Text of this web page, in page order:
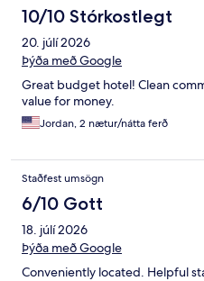
10/10 Stórkostlegt
20. júlí 2026
Þýða með Google
Great budget hotel! Clean
value for money.
Jordan, 2 nætur/nátta ferð
Staðfest umsögn
6/10 Gott
18. júlí 2026
Þýða með Google
Conveniently located. Helpful